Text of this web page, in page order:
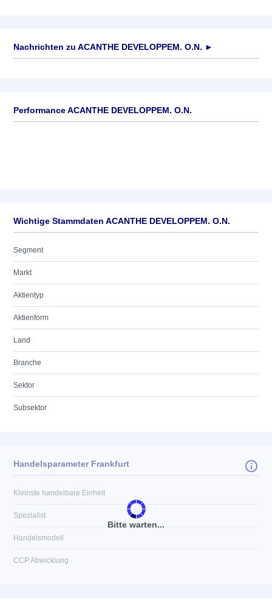
Nachrichten zu ACANTHE DEVELOPPEM. O.N. ►
Performance ACANTHE DEVELOPPEM. O.N.
Wichtige Stammdaten ACANTHE DEVELOPPEM. O.N.
Segment
Markt
Aktientyp
Aktienform
Land
Branche
Sektor
Subsektor
Bitte warten...
Handelsparameter Frankfurt
Kleinste handelbare Einheit
Spezialist
Handelsmodell
CCP Abwicklung